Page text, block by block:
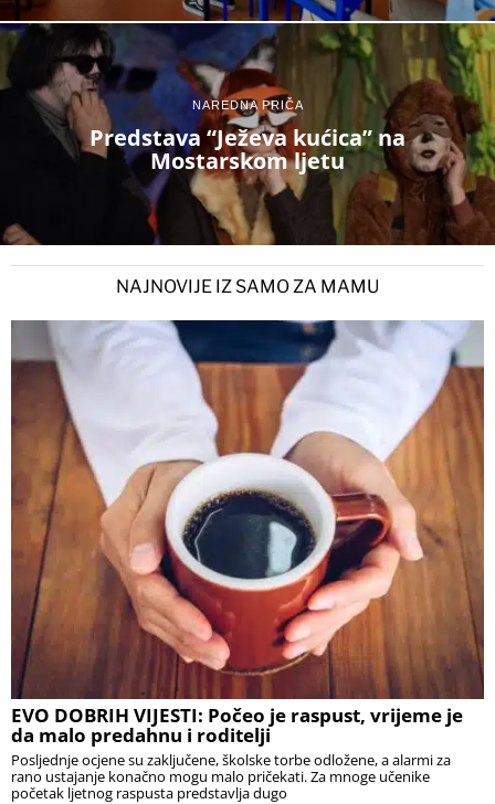
NAREDNA PRIČA
Predstava “Ježeva kućica” na
Mostarskom ljetu
NAJNOVIJE IZ SAMO ZA MAMU
EVO DOBRIH VIJESTI: Počeo je raspust, vrijeme je
da malo predahnu i roditelji
Posljednje ocjene su zaključene, školske torbe odložene, a alarmi za
rano ustajanje konačno mogu malo pričekati. Za mnoge učenike
početak ljetnog raspusta predstavlja dugo